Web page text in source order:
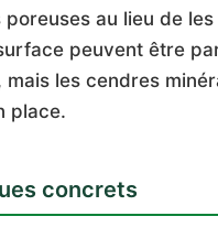
poreuses au lieu de
peuvent être
mais les cendres
place.
concrets